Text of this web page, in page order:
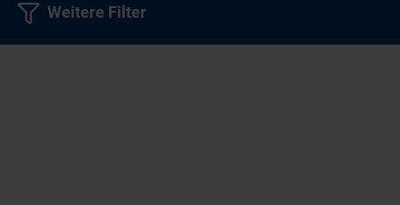
Weitere Filter